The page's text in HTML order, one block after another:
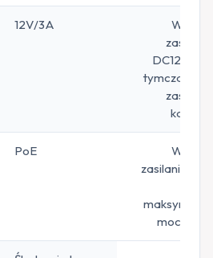
12V/3A
Wyjście
zasilania
DC12V/3A,
tymczasowe
zasilanie
kamery
PoE
Wyjście
zasilania PoE
maksymalna
moc 30 W